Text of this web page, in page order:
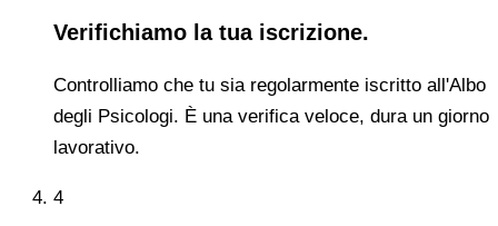
Verifichiamo la tua iscrizione.
Controlliamo che tu sia regolarmente iscritto all'Albo
degli Psicologi. È una verifica veloce, dura un giorno
lavorativo.
4